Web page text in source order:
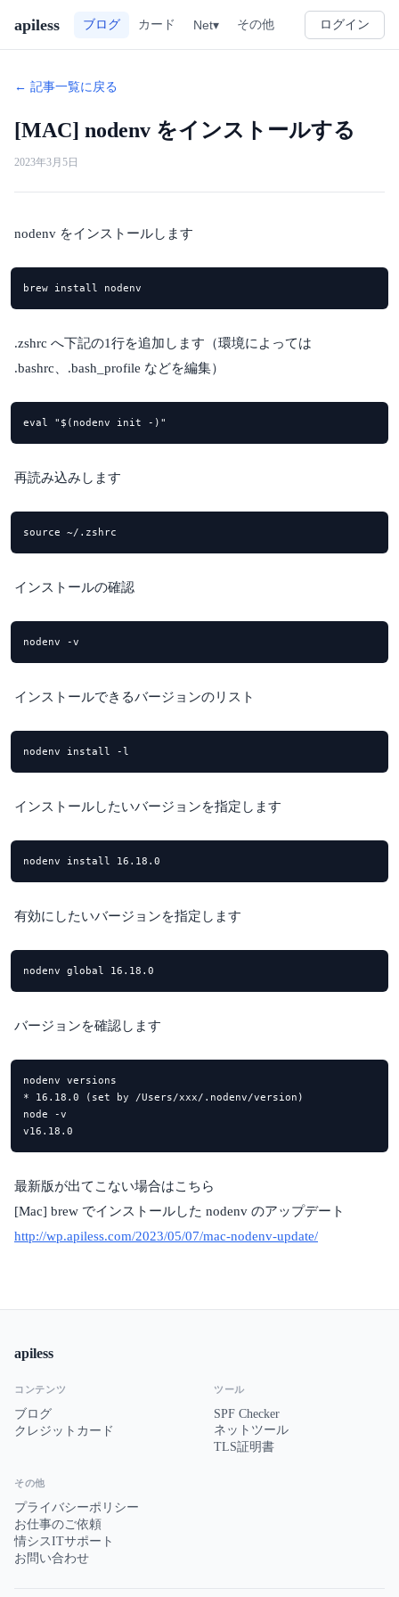
apiless ブログ カード Net▾ その他 ログイン
← 記事一覧に戻る
[MAC] nodenv をインストールする
2023年3月5日
nodenv をインストールします
brew install nodenv
.zshrc へ下記の1行を追加します（環境によっては
.bashrc、.bash_profile などを編集）
eval "$(nodenv init -)"
再読み込みします
source ~/.zshrc
インストールの確認
nodenv -v
インストールできるバージョンのリスト
nodenv install -l
インストールしたいバージョンを指定します
nodenv install 16.18.0
有効にしたいバージョンを指定します
nodenv global 16.18.0
バージョンを確認します
nodenv versions
* 16.18.0 (set by /Users/xxx/.nodenv/version)
node -v
v16.18.0
最新版が出てこない場合はこちら
[Mac] brew でインストールした nodenv のアップデート
http://wp.apiless.com/2023/05/07/mac-nodenv-update/
apiless
コンテンツ
ブログ
クレジットカード
ツール
SPF Checker
ネットツール
TLS証明書
その他
プライバシーポリシー
お仕事のご依頼
情シスITサポート
お問い合わせ